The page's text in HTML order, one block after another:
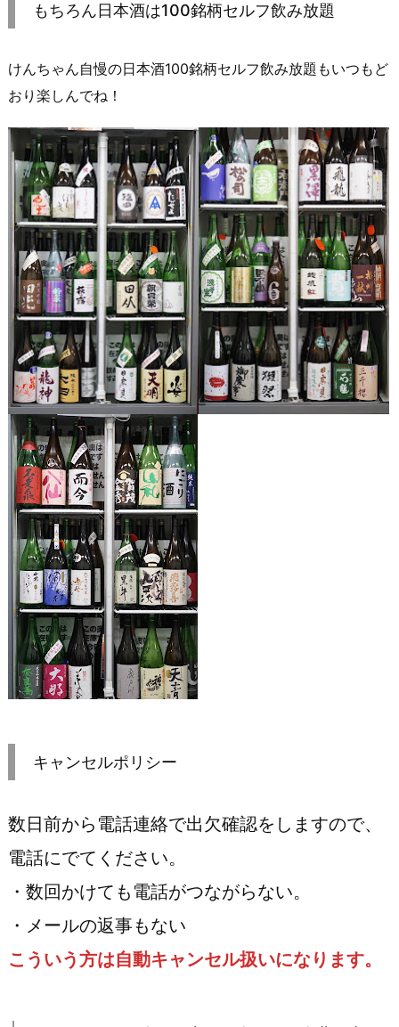
もちろん日本酒は100銘柄セルフ飲み放題
けんちゃん自慢の日本酒100銘柄セルフ飲み放題もいつもど
おり楽しんでね！
キャンセルポリシー
数日前から電話連絡で出欠確認をしますので、
電話にでてください。
・数回かけても電話がつながらない。
・メールの返事もない
こういう方は自動キャンセル扱いになります。